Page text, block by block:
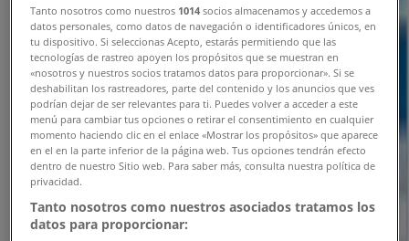
Tiendas de Banco Mundo Mujer en Curumaní
Banco Mundo Mujer
Calle 9 # 14-103 Barrio Centro, Curumaní
173 m
Abierto
Tanto nosotros como nuestros 1014 socios almacenamos y accedemos a
datos personales, como datos de navegación o identificadores únicos, en
tu dispositivo. Si seleccionas Acepto, estarás permitiendo que las
tecnologías de rastreo apoyen los propósitos que se muestran en
«nosotros y nuestros socios tratamos datos para proporcionar». Si se
deshabilitan los rastreadores, parte del contenido y los anuncios que ves
podrían dejar de ser relevantes para ti. Puedes volver a acceder a este
menú para cambiar tus opciones o retirar el consentimiento en cualquier
momento haciendo clic en el enlace «Mostrar los propósitos» que aparece
en el en la parte inferior de la página web. Tus opciones tendrán efecto
dentro de nuestro Sitio web. Para saber más, consulta nuestra política de
privacidad.
Tanto nosotros como nuestros asociados tratamos los
datos para proporcionar: